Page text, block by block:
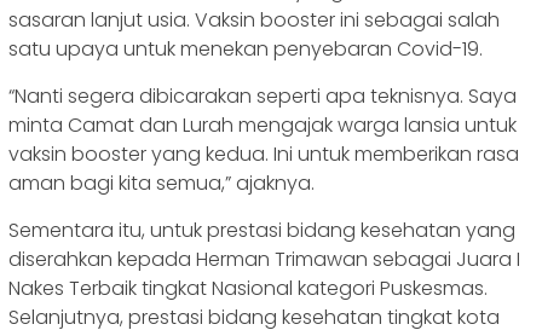
sasaran lanjut usia. Vaksin booster ini sebagai salah
satu upaya untuk menekan penyebaran Covid-19.
“Nanti segera dibicarakan seperti apa teknisnya. Saya
minta Camat dan Lurah mengajak warga lansia untuk
vaksin booster yang kedua. Ini untuk memberikan rasa
aman bagi kita semua,” ajaknya.
Sementara itu, untuk prestasi bidang kesehatan yang
diserahkan kepada Herman Trimawan sebagai Juara I
Nakes Terbaik tingkat Nasional kategori Puskesmas.
Selanjutnya, prestasi bidang kesehatan tingkat kota